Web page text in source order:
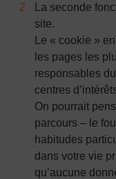
La seconde
site.
Le « cookie »
les pages les
responsables
centres
On pourrait
parcours – le
habitudes
dans votre vie
qu’aucune